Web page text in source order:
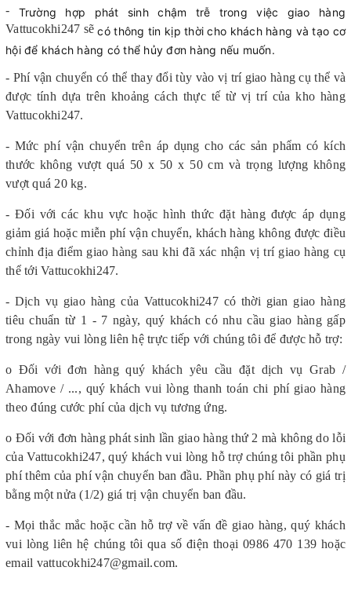
- Trường hợp phát sinh chậm trễ trong việc giao hàng
Vattucokhi247 sẽ có thông tin kịp thời cho khách hàng và tạo cơ
hội để khách hàng có thể hủy đơn hàng nếu muốn.
- Phí vận chuyển có thể thay đổi tùy vào vị trí giao hàng cụ thể và
được tính dựa trên khoảng cách thực tế từ vị trí của kho hàng
Vattucokhi247.
- Mức phí vận chuyển trên áp dụng cho các sản phẩm có kích
thước không vượt quá 50 x 50 x 50 cm và trọng lượng không
vượt quá 20 kg.
- Đối với các khu vực hoặc hình thức đặt hàng được áp dụng
giảm giá hoặc miễn phí vận chuyển, khách hàng không được điều
chỉnh địa điểm giao hàng sau khi đã xác nhận vị trí giao hàng cụ
thể tới Vattucokhi247.
- Dịch vụ giao hàng của Vattucokhi247 có thời gian giao hàng
tiêu chuẩn từ 1 - 7 ngày, quý khách có nhu cầu giao hàng gấp
trong ngày vui lòng liên hệ trực tiếp với chúng tôi để được hỗ trợ:
o Đối với đơn hàng quý khách yêu cầu đặt dịch vụ Grab /
Ahamove / ..., quý khách vui lòng thanh toán chi phí giao hàng
theo đúng cước phí của dịch vụ tương ứng.
o Đối với đơn hàng phát sinh lần giao hàng thứ 2 mà không do lỗi
của Vattucokhi247, quý khách vui lòng hỗ trợ chúng tôi phần phụ
phí thêm của phí vận chuyển ban đầu. Phần phụ phí này có giá trị
bằng một nửa (1/2) giá trị vận chuyển ban đầu.
- Mọi thắc mắc hoặc cần hỗ trợ về vấn đề giao hàng, quý khách
vui lòng liên hệ chúng tôi qua số điện thoại 0986 470 139 hoặc
email vattucokhi247@gmail.com.